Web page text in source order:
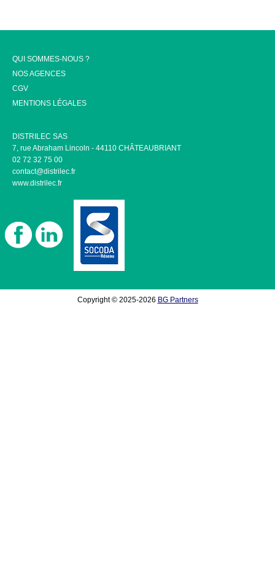
QUI SOMMES-NOUS ?
NOS AGENCES
CGV
MENTIONS LÉGALES
DISTRILEC SAS
7, rue Abraham Lincoln - 44110 CHÂTEAUBRIANT
02 72 32 75 00
contact@distrilec.fr
www.distrilec.fr
Copyright © 2025-2026 BG Partners